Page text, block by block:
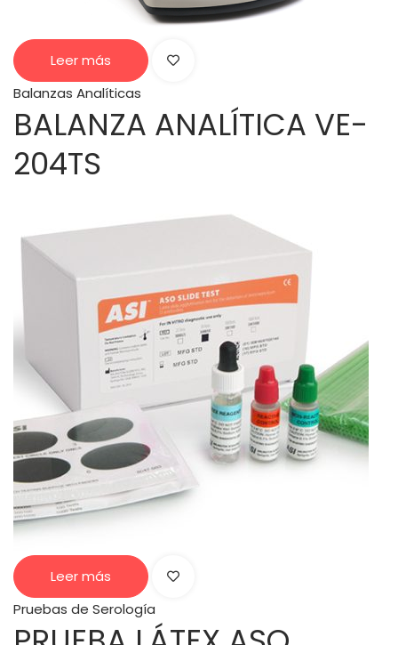
Leer más
Balanzas Analíticas
BALANZA ANALÍTICA VE-
204TS
Leer más
Pruebas de Serología